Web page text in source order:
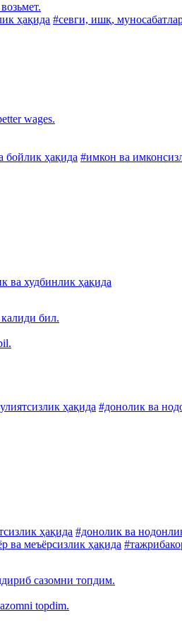
ҳақида #севги, ишқ,
wages.
бойлик ҳақида #имкон ва
ва худбинлик ҳақида
бил.
ҳақида #донолик ва
ҳақида #донолик ва
ва меъёрсизлик ҳақида
сазомни топдим.
topdim.